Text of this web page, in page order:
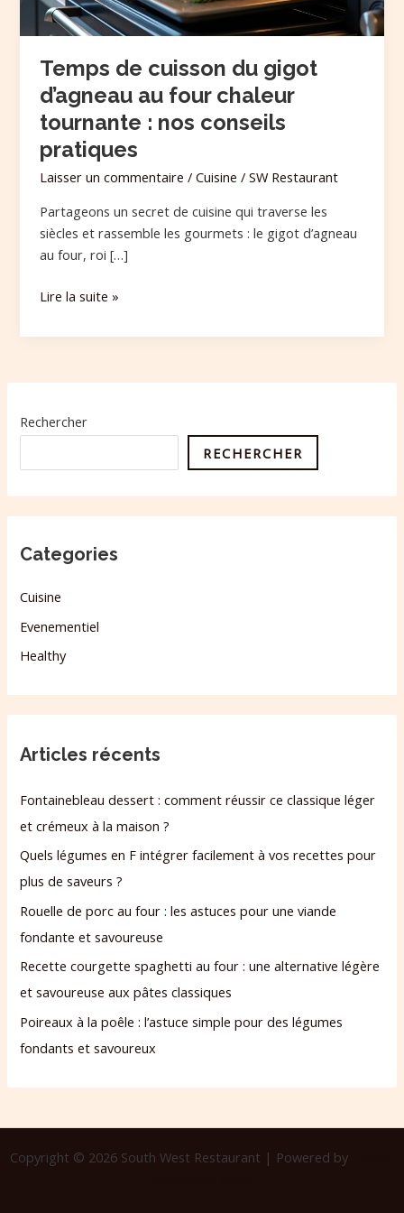
Temps de cuisson du gigot
d’agneau au four chaleur
tournante : nos conseils
pratiques
Laisser un commentaire /Cuisine /SW Restaurant
Partageons un secret de cuisine qui traverse les
siècles et rassemble les gourmets : le gigot d’agneau
au four, roi […]
chaleur
tournante
nos
conseils
pratiques
Lire la suite »
Rechercher
RECHERCHER
Categories
Cuisine
Evenementiel
Healthy
Articles récents
Fontainebleau dessert : comment réussir ce classique léger
et crémeux à la maison ?
Quels légumes en F intégrer facilement à vos recettes pour
plus de saveurs ?
Rouelle de porc au four : les astuces pour une viande
fondante et savoureuse
Recette courgette spaghetti au four : une alternative légère
et savoureuse aux pâtes classiques
Poireaux à la poêle : l’astuce simple pour des légumes
fondants et savoureux
Copyright © 2026 South West Restaurant | Powered by